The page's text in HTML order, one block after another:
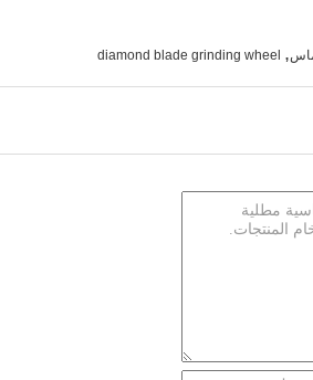
,
diamond blade grinding wheel